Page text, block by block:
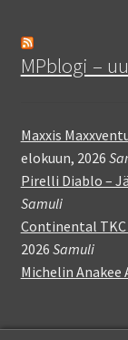
MPblogi –
Maxxis
elokuun, 2026
Pirelli Diablo –
Samuli
Continental TKC
2026 Samuli
Michelin Anakee